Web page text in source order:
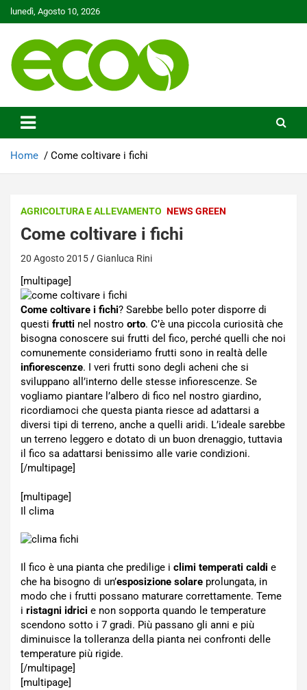
Skip
to
lunedì, Agosto 10, 2026
Ecoo.it
Home Come coltivare i fichi
AGRICOLTURA E ALLEVAMENTO NEWS GREEN
Come coltivare i fichi
20 Agosto 2015 Gianluca Rini
[multipage]
Come coltivare i fichi? Sarebbe bello poter disporre di
questi frutti nel nostro orto. C’è una piccola curiosità che
bisogna conoscere sui frutti del fico, perché quelli che noi
comunemente consideriamo frutti sono in realtà delle
infiorescenze. I veri frutti sono degli acheni che si
sviluppano all’interno delle stesse infiorescenze. Se
vogliamo piantare l’albero di fico nel nostro giardino,
ricordiamoci che questa pianta riesce ad adattarsi a
diversi tipi di terreno, anche a quelli aridi. L’ideale sarebbe
un terreno leggero e dotato di un buon drenaggio, tuttavia
il fico sa adattarsi benissimo alle varie condizioni.
[/multipage]
[multipage]
Il clima
Il fico è una pianta che predilige i climi temperati caldi e
che ha bisogno di un’esposizione solare prolungata, in
modo che i frutti possano maturare correttamente. Teme
i ristagni idrici e non sopporta quando le temperature
scendono sotto i 7 gradi. Più passano gli anni e più
diminuisce la tolleranza della pianta nei confronti delle
temperature più rigide.
[/multipage]
[multipage]